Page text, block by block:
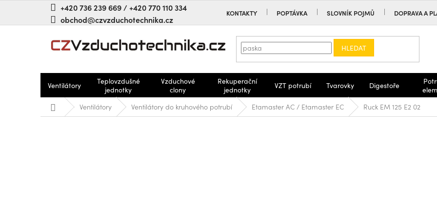
+420 736 239 669 / +420 770 110 334
obchod@czvzduchotechnika.cz
KONTAKTY POPTÁVKA SLOVNÍK POJMŮ DOPRAVA A
HLEDAT
Ventilátory
Teplovzdušné
jednotky
Vzduchové
clony
Rekuperační
jednotky
VZT potrubí Tvarovky Digestoře
Domů Ventilátory Ventilátory do kruhového potrubí Etamaster AC / Etamaster EC Ruck EM 125 E2 02